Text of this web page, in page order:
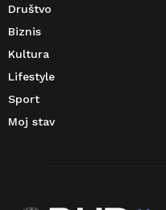
Društvo
Biznis
Kultura
Lifestyle
Sport
Moj stav